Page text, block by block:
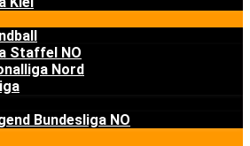
Staffel NO
Nord
Bundesliga NO